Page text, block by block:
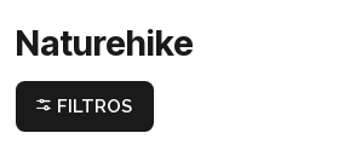
Naturehike
FILTROS